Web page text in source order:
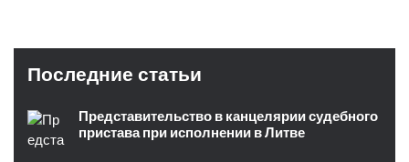
Последние статьи
Представительство в канцелярии судебного
пристава при исполнении в Литве